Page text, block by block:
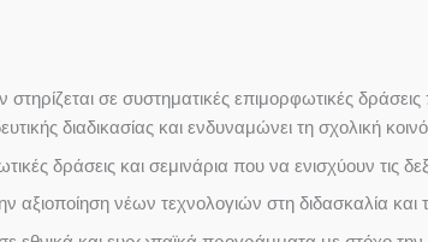
σε συστηματικές επιμορφωτικές
διαδικασίας και ενδυναμώνει τη σχολική
δράσεις και σεμινάρια που να ενισχύουν τις
νέων τεχνολογιών στη διδασκαλία και